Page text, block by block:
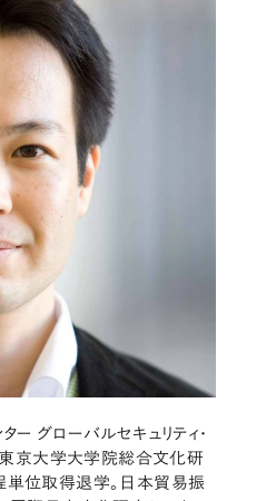
グローバルセキュリティ・
京大学大学院総合文化研
位取得退学。日本貿易振